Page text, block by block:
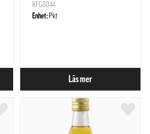
KFG0044
Enhet: Pkt
Läs mer